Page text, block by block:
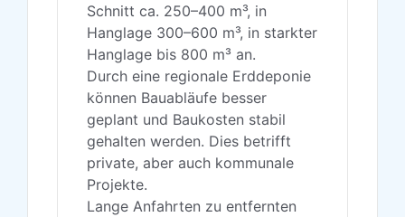
Schnitt ca. 250–400 m³, in
Hanglage 300–600 m³, in starkter
Hanglage bis 800 m³ an.
Durch eine regionale Erddeponie
können Bauabläufe besser
geplant und Baukosten stabil
gehalten werden. Dies betrifft
private, aber auch kommunale
Projekte.
Lange Anfahrten zu entfernten